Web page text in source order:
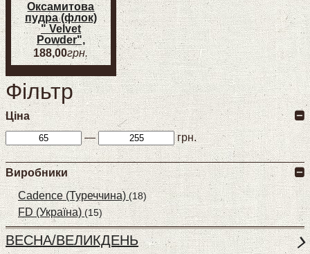
Оксамитова
пудра (флок)
" Velvet
Powder",
Бордова, 120
мл
188,00грн.
Фільтр
Ціна
—
грн.
Виробники
Cadence (Туреччина)(18)
FD (Україна)(15)
ВЕСНА/ВЕЛИКДЕНЬ